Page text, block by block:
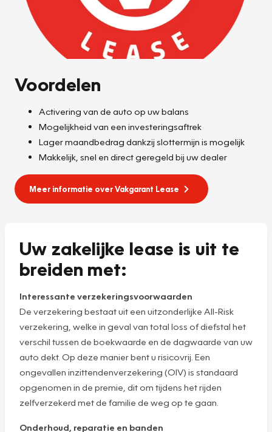
Voordelen
Activering van de auto op uw balans
Mogelijkheid van een investeringsaftrek
Lager maandbedrag dankzij slottermijn is mogelijk
Makkelijk, snel en direct geregeld bij uw dealer
Meer informatie over Vakgarant Lease
Uw zakelijke lease is uit te
breiden met:
Interessante verzekeringsvoorwaarden
De verzekering bestaat uit een uitzonderlijke All-Risk
verzekering, welke in geval van total loss of diefstal het
verschil tussen de boekwaarde en de dagwaarde van uw
auto dekt. Op deze manier bent u risicovrij. Een
ongevallen inzittendenverzekering (OIV) is standaard
opgenomen in de premie, dit om tijdens het rijden
zelfverzekerd met de familie de weg op te gaan.
Onderhoud, reparatie en banden